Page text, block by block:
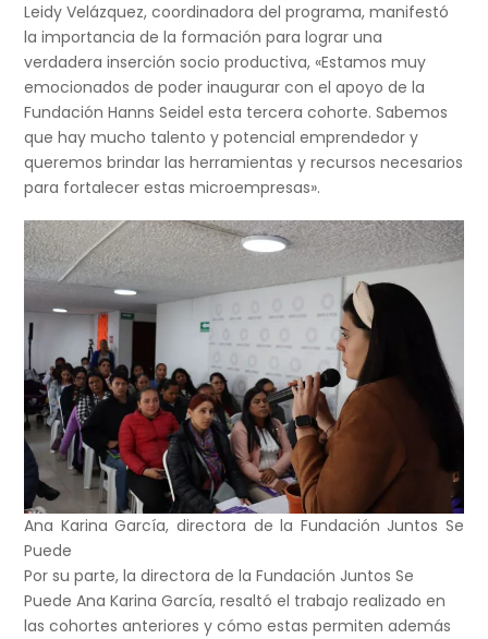
Leidy Velázquez, coordinadora del programa, manifestó
la importancia de la formación para lograr una
verdadera inserción socio productiva, «Estamos muy
emocionados de poder inaugurar con el apoyo de la
Fundación Hanns Seidel esta tercera cohorte. Sabemos
que hay mucho talento y potencial emprendedor y
queremos brindar las herramientas y recursos necesarios
para fortalecer estas microempresas».
Ana Karina García, directora de la Fundación Juntos Se
Puede
Por su parte, la directora de la Fundación Juntos Se
Puede Ana Karina García, resaltó el trabajo realizado en
las cohortes anteriores y cómo estas permiten además